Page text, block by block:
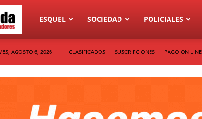
Diario
La
ESQUEL SOCIEDAD POLICIALES
AGOSTO 6, 2026 CLASIFICADOS SUSCRIPCIONES PAGO ON LINE